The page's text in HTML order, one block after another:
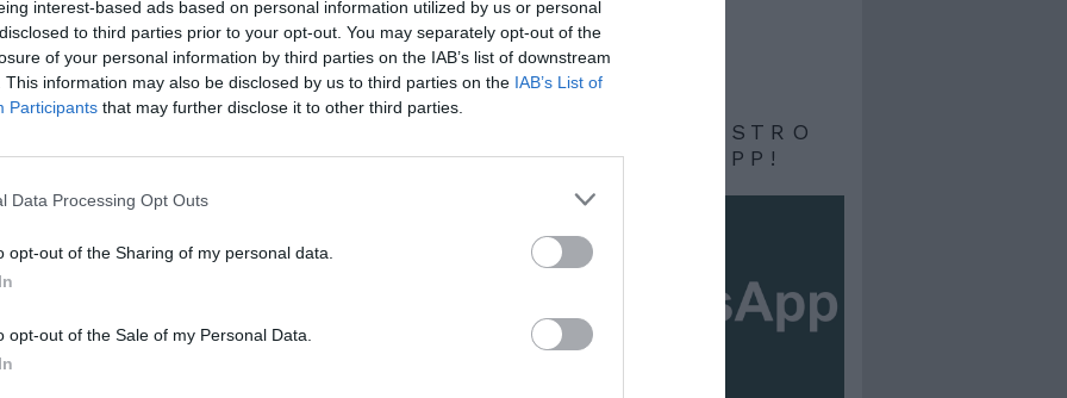
interest-based ads based on personal information utilized by us or personal
to third parties prior to your opt-out. You may separately opt-out of the
of your personal information by third parties on the IAB’s list of downstream
This information may also be disclosed by us to third parties on the IAB’s List of
Participants that may further disclose it to other third parties.
Data Processing Opt Outs
opt-out of the Sharing of my personal data.
opt-out of the Sale of my Personal Data.
ANCHE:
ISCRIVITI AL NOSTRO
CANALE WHATSAPP!